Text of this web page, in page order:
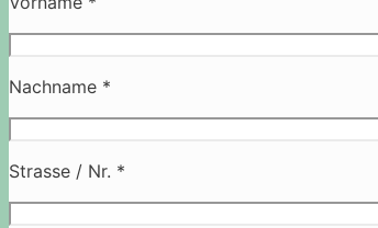
Nachname *
Strasse / Nr. *